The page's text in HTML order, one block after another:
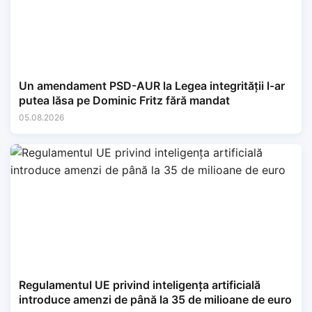
Un amendament PSD-AUR la Legea integrității l-ar
putea lăsa pe Dominic Fritz fără mandat
05.08.2026
Regulamentul UE privind inteligența artificială
introduce amenzi de până la 35 de milioane de euro